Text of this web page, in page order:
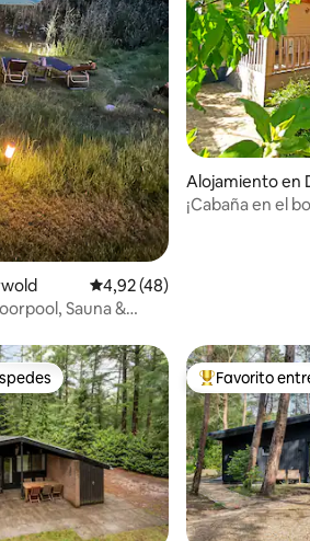
Calificación promedio: 4,92
4,92 (48)
Sauna &
Alojamiento en
¡Cabaña en el
Favorito entre
Favorito